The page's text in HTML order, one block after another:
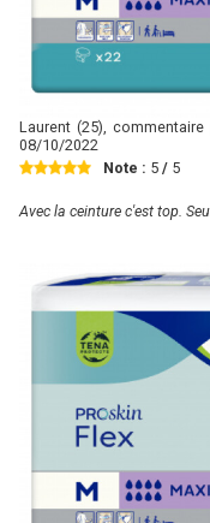
Laurent (25),
08/10/2022
Note : 5 / 5
Avec la ceinture c'est top.